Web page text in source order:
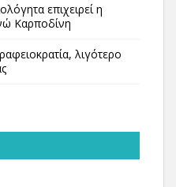
επιχειρεί η
Καρποδίνη
λιγότερο